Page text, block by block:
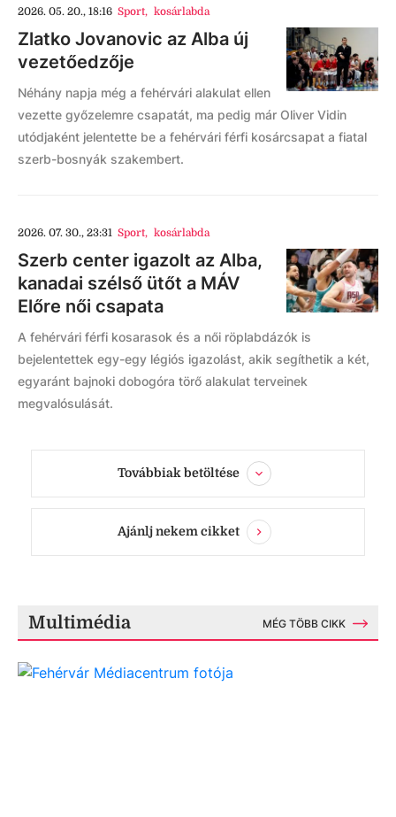
2026. 05. 20., 18:16 Sport, kosárlabda
Zlatko Jovanovic az Alba új
vezetőedzője
Néhány napja még a fehérvári alakulat ellen
vezette győzelemre csapatát, ma pedig már Oliver Vidin
utódjaként jelentette be a fehérvári férfi kosárcsapat a fiatal
szerb-bosnyák szakembert.
2026. 07. 30., 23:31 Sport, kosárlabda
Szerb center igazolt az Alba,
kanadai szélső ütőt a MÁV
Előre női csapata
A fehérvári férfi kosarasok és a női röplabdázók is
bejelentettek egy-egy légiós igazolást, akik segíthetik a két,
egyaránt bajnoki dobogóra törő alakulat terveinek
megvalósulását.
Továbbiak betöltése
Ajánlj nekem cikket
Multimédia MÉG TÖBB CIKK